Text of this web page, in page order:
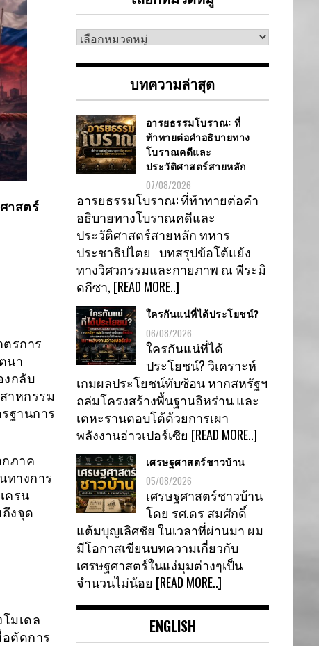
าสตร์
รการ
นา
งกลับ
าหกรรม
ฐานการ
ภาค
ทางการ
ครน
งจุด
มเดล
ตัดการ
เลือก
หมู่
บทความล่าสุด
อารยธรรมโบราณ: ที่
ท้าทายต่อคำอธิบายทาง
โบราณคดีและ
ประวัติศาสตร์สายหลัก
07/08/2026
อารยธรรมโบราณ: ที่ท้าทายต่อคำ
อธิบายทางโบราณคดีและ
ประวัติศาสตร์สายหลัก ทหาร
ประชาธิปไตย บทสรุปข้อโต้แย้ง
ทางวิศวกรรมและกายภาพ ณ พีระมิ
ดกีซา, [READ MORE..]
ใครกันแน่ที่ได้ประโยชน์?
06/08/2026
ใครกันแน่ที่ได้
ประโยชน์? วิเคราะห์
เกมผลประโยชน์ทับซ้อน หากสหรัฐฯ
ถล่มโครงสร้างพื้นฐานอิหร่าน และ
เตหะรานตอบโต้ด้วยการเผา
พลังงานอ่าวเปอร์เซีย [READ MORE..]
เศรษฐศาสตร์ชาวบ้าน
05/08/2026
เศรษฐศาสตร์ชาวบ้าน
โดย รศ.ดร สมศักดิ์
แต้มบุญเลิศชัย ในเวลาที่ผ่านมา ผม
มีโอกาสเขียนบทความเกี่ยวกับ
เศรษฐศาสตร์ในแง่มุมต่างๆเป็น
จำนวนไม่น้อย [READ MORE..]
ENGLISH